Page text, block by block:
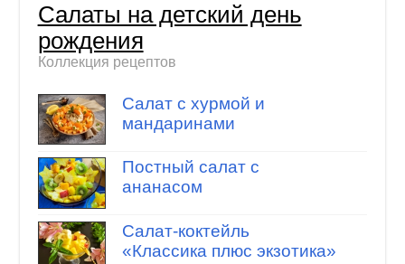
Салаты на детский день
рождения
Коллекция рецептов
Салат с хурмой и
мандаринами
Постный салат с
ананасом
Салат-коктейль
«Классика плюс экзотика»